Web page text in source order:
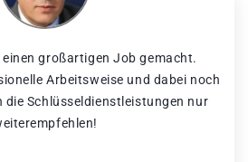
einen großartigen Job gemacht.
Arbeitsweise und dabei noch
Schlüsseldienstleistungen nur